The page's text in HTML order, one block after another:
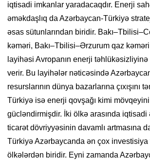
iqtisadi imkanlar yaradacaqdır. Enerji
əməkdaşlıq da Azərbaycan-Türkiyə
əsas sütunlarından biridir.
kəməri, Bakı–Tbilisi–Ərzurum qaz
layihəsi Avropanın enerji
verir. Bu layihələr nəticəsində
resurslarının dünya bazarlarına çıxışını
Türkiyə isə enerji qovşağı kimi
gücləndirmişdir. İki ölkə arasında iqtisadi
ticarət dövriyyəsinin davamlı artmasına
Türkiyə Azərbaycanda ən çox investisiya
ölkələrdən biridir. Eyni zamanda